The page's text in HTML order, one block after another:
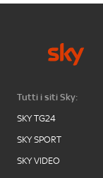
Tutti i siti Sky:
SKY TG24
SKY SPORT
SKY VIDEO